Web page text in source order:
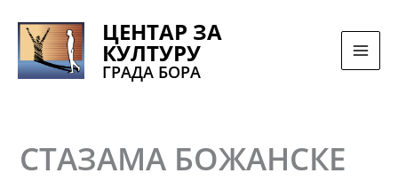
sadržaj
ЦЕНТАР ЗА
КУЛТУРУ
ГРАДА БОРА
СТАЗАМА БОЖАНСКЕ